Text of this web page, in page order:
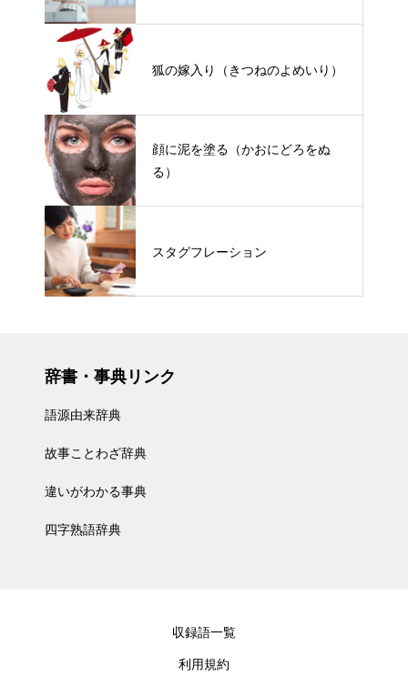
狐の嫁入り（きつねのよめいり）
顔に泥を塗る（かおにどろをぬ
る）
スタグフレーション
辞書・事典リンク
語源由来辞典
故事ことわざ辞典
違いがわかる事典
四字熟語辞典
収録語一覧
利用規約